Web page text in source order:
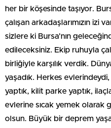
her bir köşesinde taşıyor.
çalışan arkadaşlarımızın izi
sizlere ki Bursa’nın
edileceksiniz. Ekip ruhuyla
birliğiyle karşılık verdik.
yaşadık. Herkes
yaptık, kilit parke yaptık,
evlerine sıcak yemek olarak
olsun. Büyük bir deprem